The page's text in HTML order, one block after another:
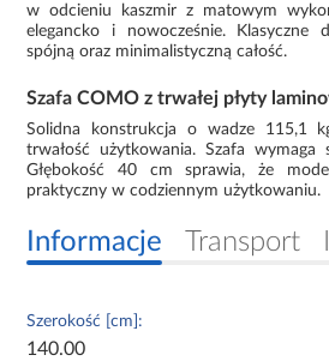
w odcieniu kaszmir z matowym
elegancko i nowocześnie. Klasyczne
spójną oraz minimalistyczną całość.
Szafa COMO z trwałej płyty
Solidna konstrukcja o wadze 115,1
trwałość użytkowania. Szafa wymaga
Głębokość 40 cm sprawia, że
praktyczny w codziennym użytkowaniu.
Informacje Transport
Szerokość [cm]:
140.00